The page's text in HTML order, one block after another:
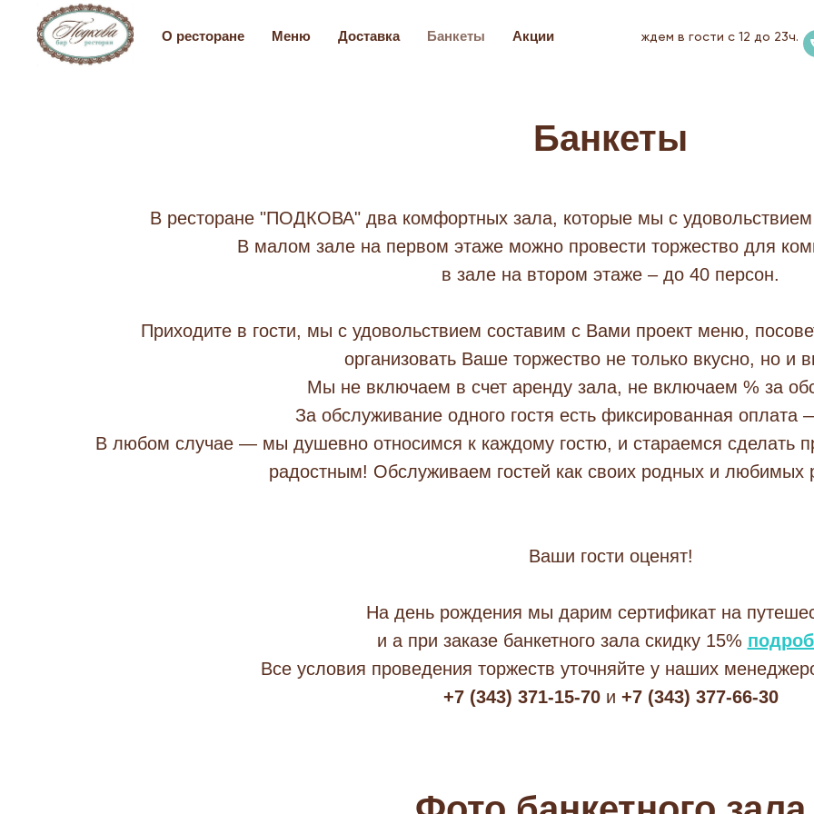
О ресторане Меню Доставка Банкеты Акции ждем в гости с 12 до 23ч.
Банкеты
В ресторане "ПОДКОВА" два комфортных зала, которые мы с удовольствием
В малом зале на первом этаже можно провести торжество для
в зале на втором этаже – до 40 персон.
Приходите в гости, мы с удовольствием составим с Вами проект меню,
организовать Ваше торжество не только вкусно, но и
Мы не включаем в счет аренду зала, не включаем % за
За обслуживание одного гостя есть фиксированная оплата
В любом случае — мы душевно относимся к каждому гостю, и стараемся сделать
радостным! Обслуживаем гостей как своих родных и любимых
Ваши гости оценят!
На день рождения мы дарим сертификат на
и а при заказе банкетного зала скидку 15%
Все условия проведения торжеств уточняйте у наших
+7 (343) 371-15-70 и +7 (343) 377-66-30